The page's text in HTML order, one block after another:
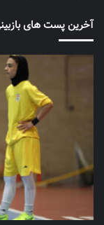
آخرین پست های